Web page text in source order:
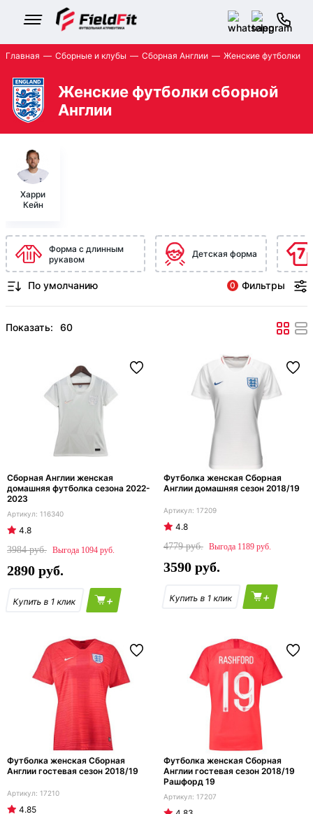
Главная Сборные и клубы Сборная Англии Женские футболки
Женские футболки сборной
Англии
Харри
Кейн
Форма с длинным
рукавом
Детская форма
0 Фильтры
Показать:
Сборная Англии женская
домашняя футболка сезона 2022-
2023
116340
4.8
3984
1094
2890
+
Футболка женская Сборная
Англии домашняя сезон 2018/19
17209
4.8
4779
1189
3590
+
Футболка женская Сборная
Англии гостевая сезон 2018/19
17210
4.85
Футболка женская Сборная
Англии гостевая сезон 2018/19
Рашфорд 19
17207